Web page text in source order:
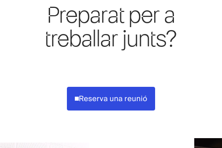
Preparat per a
treballar junts?
Reserva una reunió